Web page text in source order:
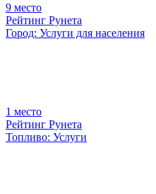
9 место
Рейтинг Рунета
Город: Услуги для населения
1 место
Рейтинг Рунета
Топливо: Услуги